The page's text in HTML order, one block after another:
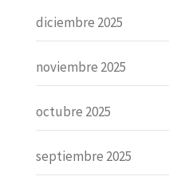
diciembre 2025
noviembre 2025
octubre 2025
septiembre 2025